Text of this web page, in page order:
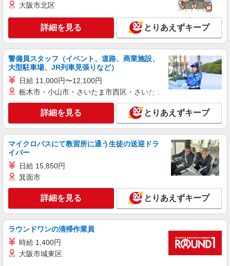
株式会社シエロ
【softbank】
時給1400円〜1450円（経験・能力による） ※
残業代支給 ★交通費別途支給（規定あり） ゜
+゜・。○。・゜+゜・。○。・゜+゜ 入社祝い金10
万円支給(規定有) お友達を紹介頂くと, インセンテ
ィブ支給(規定有) ★月2回払い・週払い可能（規程
有）★ ゜・。○。・゜+゜・。○。・゜+゜
大分県大分市大字市の家電量販店
キープ 詳細を見る
派遣社員
株式会社シエロ
ドコモショップスマホ教室講師・初期設定スタ
ッフ
時給1300円〜 ※残業代支給 ★交通費別途支給
+゜ 入社祝い金10万円支給(規定有) お友達を紹介
頂くと, インセンティブ支給(規定有) ★月2回払
い・週払い可能（規程有）★ ゜・。○。・゜
+゜・。○。・゜+゜
大分県大分市のdocomoショップ
キープ 詳細を見る
株式会社シエロ
【楽天モバイル】人気機種に詳しくなれる携帯
大阪市北区
詳細を見る とりあえずキープ
警備員スタッフ（イベント、道路、商業施設、
大型駐車場、JR列車見張りなど）
日給 11,000円〜12,100円
栃木市・小山市・さいたま市西区・さいたま市岩槻区・久喜市・
詳細を見る とりあえずキープ
マイクロバスにて教習所に通う生徒の送迎ドラ
イバー
日給 15,850円
箕面市
詳細を見る とりあえずキープ
ラウンドワンの清掃作業員
時給 1,400円
大阪市城東区